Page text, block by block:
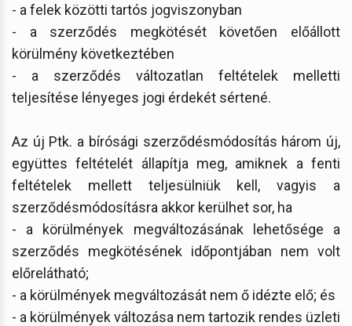
- a felek közötti tartós jogviszonyban
- a szerződés megkötését követően előállott
körülmény következtében
- a szerződés változatlan feltételek melletti
teljesítése lényeges jogi érdekét sértené.
Az új Ptk. a bírósági szerződésmódosítás három új,
együttes feltételét állapítja meg, amiknek a fenti
feltételek mellett teljesülniük kell, vagyis a
szerződésmódosításra akkor kerülhet sor, ha
- a körülmények megváltozásának lehetősége a
szerződés megkötésének időpontjában nem volt
előrelátható;
- a körülmények megváltozását nem ő idézte elő; és
- a körülmények változása nem tartozik rendes üzleti